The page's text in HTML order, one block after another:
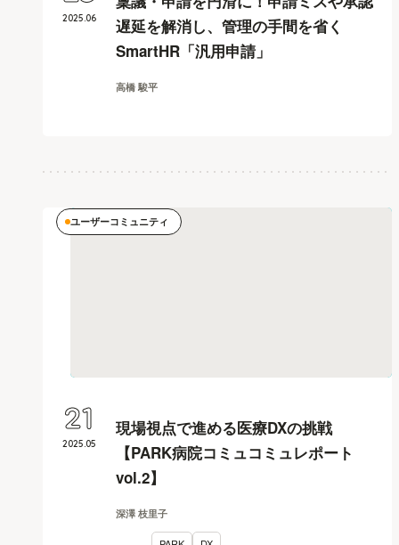
遅延を解消し、管理の手間を省く
SmartHR「汎用申請」
高橋 駿平
2025.06
ユーザーコミュニティ
現場視点で進める医療DXの挑戦
【PARK病院コミュコミュレポート
vol.2】
深澤 枝里子
2025.05
21